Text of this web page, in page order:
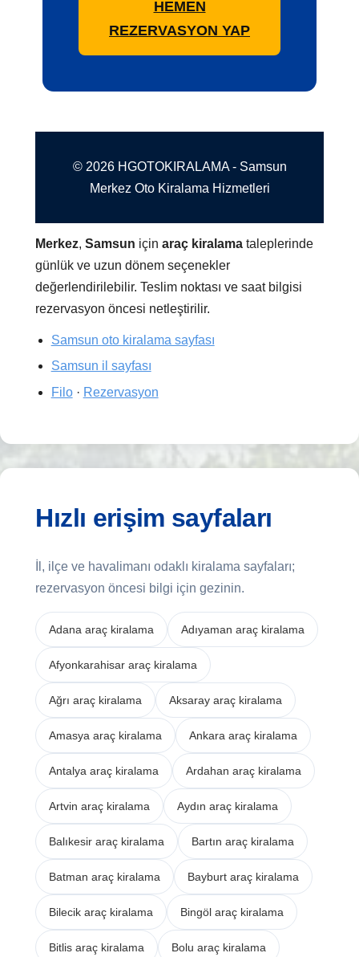
HEMEN
REZERVASYON YAP
© 2026 HGOTOKIRALAMA - Samsun
Merkez Oto Kiralama Hizmetleri
Merkez,Samsun içinaraç kiralama taleplerinde
günlük ve uzun dönem seçenekler
değerlendirilebilir. Teslim noktası ve saat bilgisi
rezervasyon öncesi netleştirilir.
Samsun oto kiralama sayfası
Samsun il sayfası
Filo· Rezervasyon
Hızlı erişim sayfaları
İl, ilçe ve havalimanı odaklı kiralama sayfaları;
rezervasyon öncesi bilgi için gezinin.
Adana araç kiralama Adıyaman araç kiralama
Afyonkarahisar araç kiralama
Ağrı araç kiralama Aksaray araç kiralama
Amasya araç kiralama Ankara araç kiralama
Antalya araç kiralama Ardahan araç kiralama
Artvin araç kiralama Aydın araç kiralama
Balıkesir araç kiralama Bartın araç kiralama
Batman araç kiralama Bayburt araç kiralama
Bilecik araç kiralama Bingöl araç kiralama
Bitlis araç kiralama Bolu araç kiralama